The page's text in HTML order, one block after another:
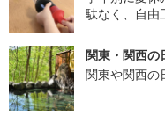
駄なく、自由
関東・関西の
関東や関西の